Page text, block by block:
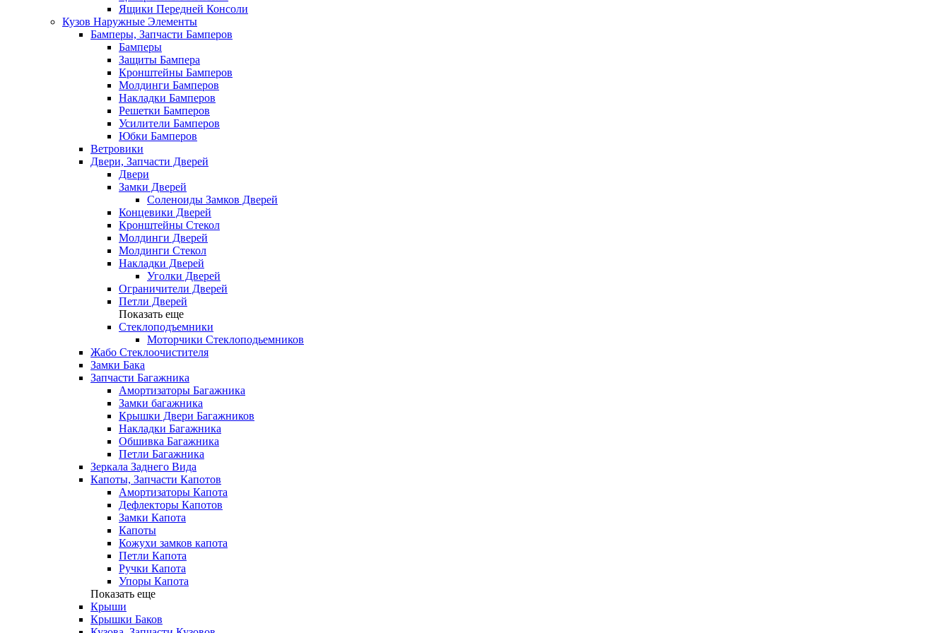
Ящики Передней Консоли
Кузов Наружные Элементы
Бамперы, Запчасти Бамперов
Бамперы
Защиты Бампера
Кронштейны Бамперов
Молдинги Бамперов
Накладки Бамперов
Решетки Бамперов
Усилители Бамперов
Юбки Бамперов
Ветровики
Двери, Запчасти Дверей
Двери
Замки Дверей
Соленоиды Замков Дверей
Концевики Дверей
Кронштейны Стекол
Молдинги Дверей
Молдинги Стекол
Накладки Дверей
Уголки Дверей
Ограничители Дверей
Петли Дверей
Показать еще
Стеклоподъемники
Моторчики Стеклоподьемников
Жабо Стеклоочистителя
Замки Бака
Запчасти Багажника
Амортизаторы Багажника
Замки багажника
Крышки Двери Багажников
Накладки Багажника
Обшивка Багажника
Петли Багажника
Зеркала Заднего Вида
Капоты, Запчасти Капотов
Амортизаторы Капота
Дефлекторы Капотов
Замки Капота
Капоты
Кожухи замков капота
Петли Капота
Ручки Капота
Упоры Капота
Показать еще
Крыши
Крышки Баков